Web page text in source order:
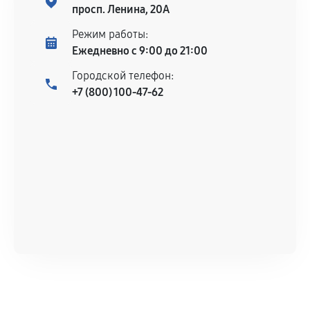
просп. Ленина, 20А
Режим работы:
Ежедневно с 9:00 до 21:00
Городской телефон:
+7 (800) 100-47-62